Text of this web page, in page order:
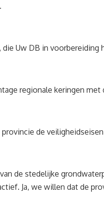
Uw DB in
regionale keringen
de
de stedelijke
Ja, we willen dat de